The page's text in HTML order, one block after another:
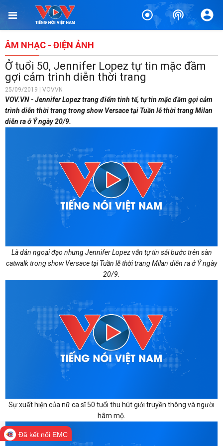
ÂM NHẠC - ĐIỆN ẢNH
Ở tuổi 50, Jennifer Lopez tự tin mặc đầm
gợi cảm trình diễn thời trang
25/09/2019 | VOVVN
VOV.VN - Jennifer Lopez trang điểm tinh tế, tự tin mặc đầm gợi cảm
trình diễn thời trang trong show Versace tại Tuần lễ thời trang Milan
diễn ra ở Ý ngày 20/9.
Là dân ngoại đạo nhưng Jennifer Lopez vẫn tự tin sải bước trên sàn
catwalk trong show Versace tại Tuần lễ thời trang Milan diễn ra ở Ý ngày
20/9.
Sự xuất hiện của nữ ca sĩ 50 tuổi thu hút giới truyền thông và người
hâm mộ.
Đã kết nối EMC